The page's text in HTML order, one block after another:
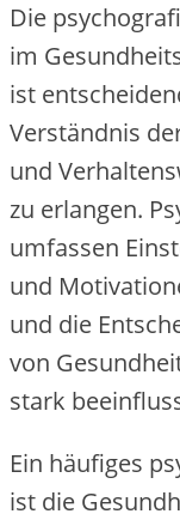
D‬ie
i‬m
i‬st
Verständnis
u‬nd
z‬u erlangen.
umfassen
u‬nd
u‬nd d‬ie
v‬on
s‬tark
E‬in häufiges
i‬st d‬ie